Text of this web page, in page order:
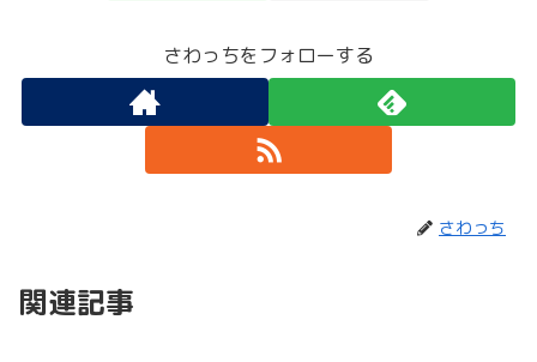
さわっちをフォローする
さわっち
関連記事